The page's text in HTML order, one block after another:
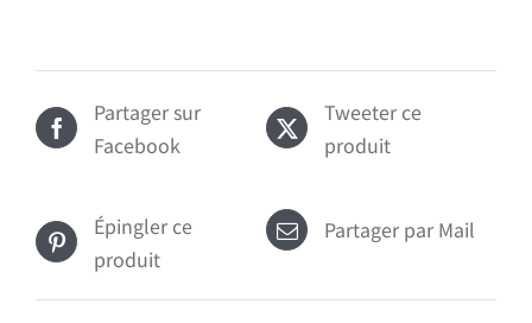
Partager sur
Facebook
Tweeter ce
produit
Épingler ce
produit
Partager par Mail